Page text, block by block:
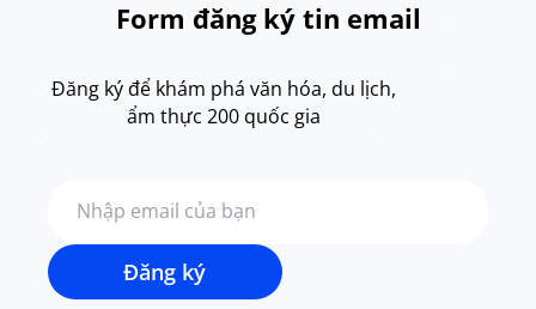
ổn định và hạn chế phát
cách […]
số điện thoại nội địa
Form đăng ký tin email
Đăng ký để khám phá văn hóa, du lịch,
ẩm thực 200 quốc gia
Đăng ký